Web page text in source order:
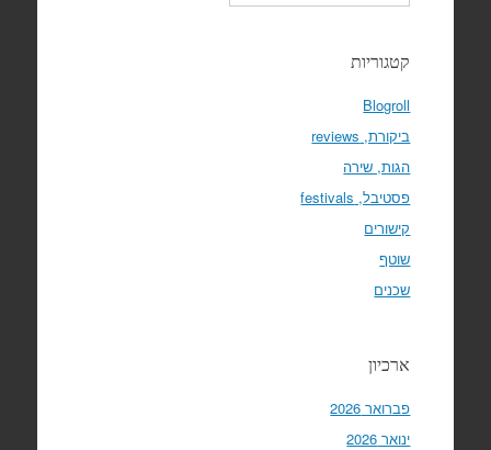
קטגוריות
Blogroll
ביקורת, reviews
הגות, שירה
פסטיבל, festivals
קישורים
שוטף
שכנים
ארכיון
פברואר 2026
ינואר 2026